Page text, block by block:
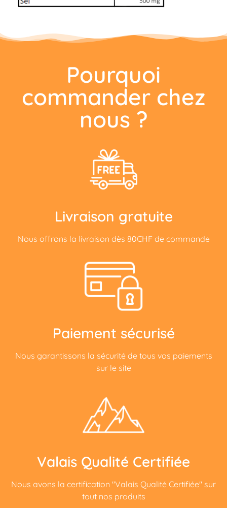
Pourquoi
commander chez
nous ?
Livraison gratuite
Nous offrons la livraison dès 80CHF de commande
Paiement sécurisé
Nous garantissons la sécurité de tous vos paiements
sur le site
Valais Qualité Certifiée
Nous avons la certification "Valais Qualité Certifiée" sur
tout nos produits